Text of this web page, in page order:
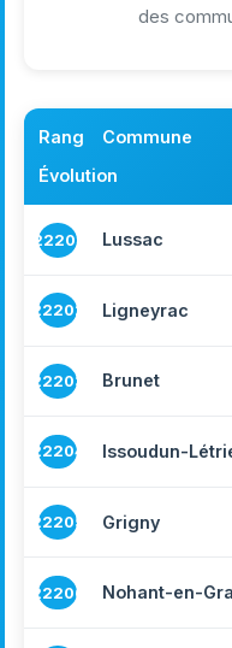
des
Rang Commune
Évolution
22201 Lussac
22202 Ligneyrac
22203 Brunet
22204 Issoudun-
22205 Grigny
22206 Nohant-en-